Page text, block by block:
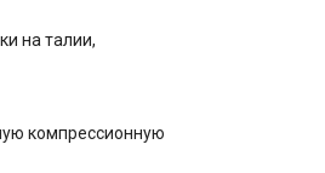
на талии,
компрессионную